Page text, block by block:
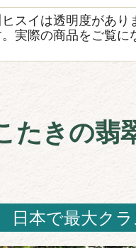
スイは透明度があ
実際の商品をご覧に
たきの翡
日本で最大ク